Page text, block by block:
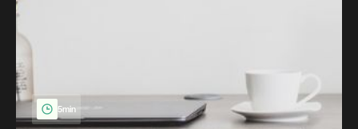
5min